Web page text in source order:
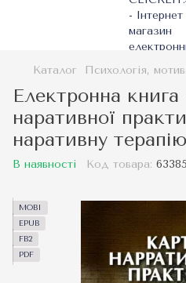
Каталог Психологія,
Електронна
наративної
наративну
В наявності Код товара:
MOBI
EPUB
FB2
PDF